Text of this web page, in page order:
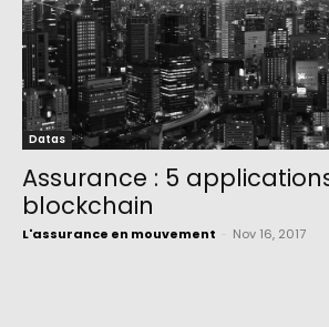
Datas
Assurance : 5
blockchain
L'assurance en mouvement Nov 16, 2017